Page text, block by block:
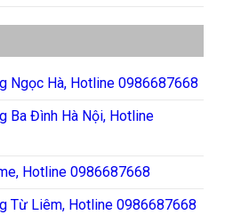
Ngọc Hà, Hotline 0986687668
Ba Đình Hà Nội, Hotline
Hotline 0986687668
Từ Liêm, Hotline 0986687668